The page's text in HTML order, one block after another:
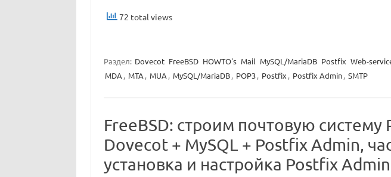
72 total views
Раздел: Dovecot FreeBSD HOWTO's Mail MySQL/MariaDB Postfix Web-
MDA , MTA , MUA , MySQL/MariaDB, POP3, Postfix , Postfix Admin, SMTP
FreeBSD: строим почтовую систему
Dovecot + MySQL + Postfix Admin,
установка и настройка Postfix